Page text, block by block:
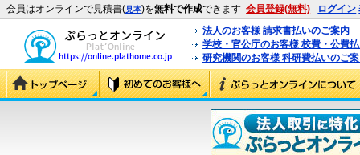
会員はオンラインで見積書(見本)を無料で作成できます 会員登録(無料) ログイン
法人のお客様 請求書払いのご案内
学校・官公庁のお客様 校費・公費
研究機関のお客様 科研費払いのご